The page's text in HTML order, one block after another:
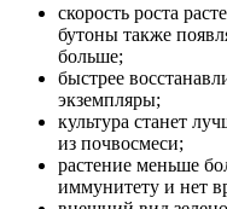
скорость роста
бутоны также
больше;
быстрее
экземпляры;
культура станет
из почвосмеси;
растение меньше
иммунитету и нет